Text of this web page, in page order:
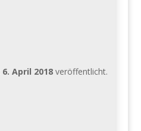
6. April 2018veröffentlicht.